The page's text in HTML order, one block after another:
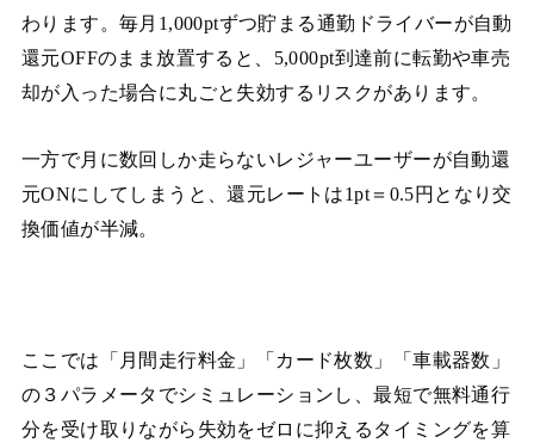
わります。毎月1,000ptずつ貯まる通勤ドライバーが自動
還元OFFのまま放置すると、5,000pt到達前に転勤や車売
却が入った場合に丸ごと失効するリスクがあります。
一方で月に数回しか走らないレジャーユーザーが自動還
元ONにしてしまうと、還元レートは1pt＝0.5円となり交
換価値が半減。
ここでは「月間走行料金」「カード枚数」「車載器数」
の３パラメータでシミュレーションし、最短で無料通行
分を受け取りながら失効をゼロに抑えるタイミングを算